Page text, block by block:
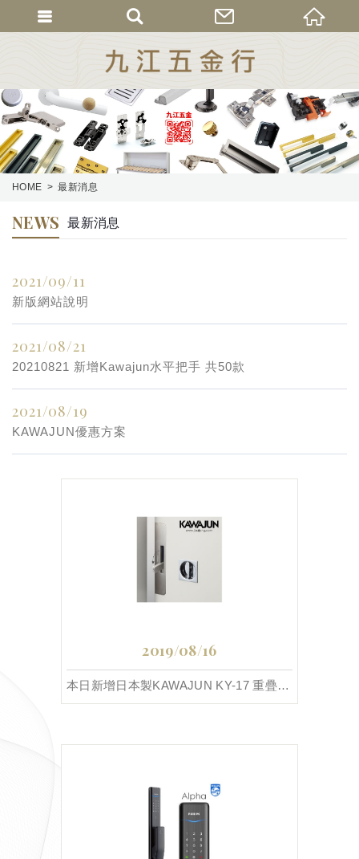
HOME 最新消息
NEWS 最新消息
2021/09/11
新版網站說明
2021/08/21
20210821 新增Kawajun水平把手 共50款
2021/08/19
KAWAJUN優惠方案
2019/08/16
本日新增日本製KAWAJUN KY-17 重疊門鎖